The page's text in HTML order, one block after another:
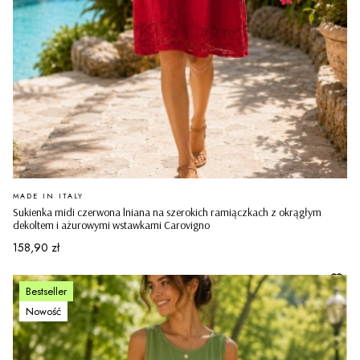
Sukienka midi czerwona lniana na szerokich ramiączkach z okrągłym
dekoltem i ażurowymi wstawkami Carovigno
PRODUCENT
MADE IN ITALY
Cena
158,90 zł
Bestseller
Nowość